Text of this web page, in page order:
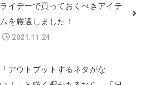
ライデーで買っておくべきアイテ
ムを厳選しました！
2021.11.24
「アウトプットするネタがな